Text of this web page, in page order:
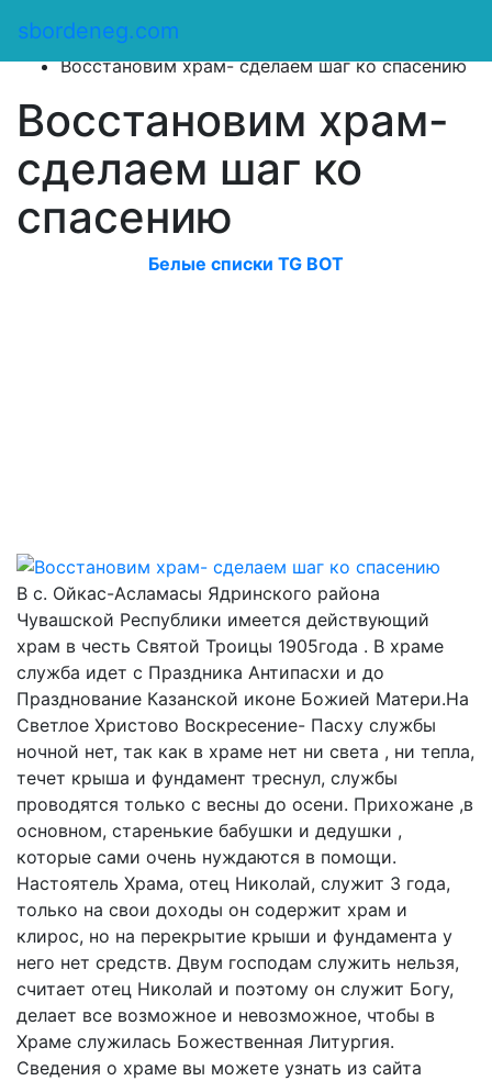
sbordeneg.com
Оказать помощь
Восстановим храм- сделаем шаг ко спасению
Восстановим храм-
сделаем шаг ко
спасению
Белые списки TG BOT
В с. Ойкас-Асламасы Ядринского района
Чувашской Республики имеется действующий
храм в честь Святой Троицы 1905года . В храме
служба идет с Праздника Антипасхи и до
Празднование Казанской иконе Божией Матери.На
Светлое Христово Воскресение- Пасху службы
ночной нет, так как в храме нет ни света , ни тепла,
течет крыша и фундамент треснул, службы
проводятся только с весны до осени. Прихожане ,в
основном, старенькие бабушки и дедушки ,
которые сами очень нуждаются в помощи.
Настоятель Храма, отец Николай, служит 3 года,
только на свои доходы он содержит храм и
клирос, но на перекрытие крыши и фундамента у
него нет средств. Двум господам служить нельзя,
считает отец Николай и поэтому он служит Богу,
делает все возможное и невозможное, чтобы в
Храме служилась Божественная Литургия.
Сведения о храме вы можете узнать из сайта